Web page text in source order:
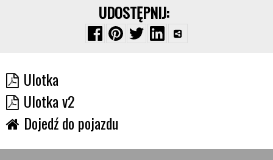
UDOSTĘPNIJ:
Ulotka
Ulotka v2
Dojedź do pojazdu